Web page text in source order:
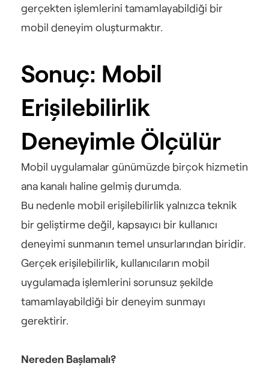
gerçekten işlemlerini tamamlayabildiği bir
mobil deneyim oluşturmaktır.
Sonuç: Mobil
Erişilebilirlik
Deneyimle Ölçülür
Mobil uygulamalar günümüzde birçok hizmetin
ana kanalı haline gelmiş durumda.
Bu nedenle mobil erişilebilirlik yalnızca teknik
bir geliştirme değil, kapsayıcı bir kullanıcı
deneyimi sunmanın temel unsurlarından biridir.
Gerçek erişilebilirlik, kullanıcıların mobil
uygulamada işlemlerini sorunsuz şekilde
tamamlayabildiği bir deneyim sunmayı
gerektirir.
Nereden Başlamalı?